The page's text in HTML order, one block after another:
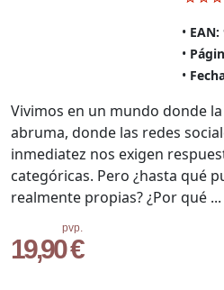
EAN:
pvp.
19,90 €
Vivimos en un mundo donde
abruma, donde las redes
inmediatez nos exigen
categóricas. Pero ¿hasta qué
realmente propias? ¿Por qué ...